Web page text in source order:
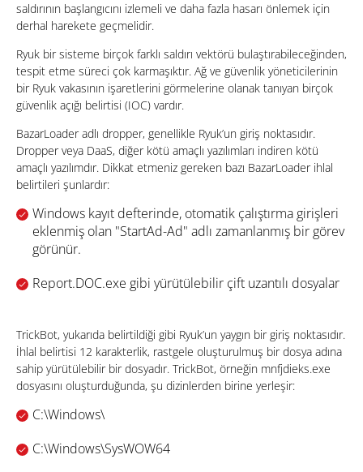
saldırının başlangıcını izlemeli ve daha fazla hasarı önlemek için
derhal harekete geçmelidir.
Ryuk bir sisteme birçok farklı saldırı vektörü bulaştırabileceğinden,
tespit etme süreci çok karmaşıktır. Ağ ve güvenlik yöneticilerinin
bir Ryuk vakasının işaretlerini görmelerine olanak tanıyan birçok
güvenlik açığı belirtisi (IOC) vardır.
BazarLoader adlı dropper, genellikle Ryuk’un giriş noktasıdır.
Dropper veya DaaS, diğer kötü amaçlı yazılımları indiren kötü
amaçlı yazılımdır. Dikkat etmeniz gereken bazı BazarLoader ihlal
belirtileri şunlardır:
Windows kayıt defterinde, otomatik çalıştırma girişleri
eklenmiş olan "StartAd-Ad" adlı zamanlanmış bir görev
görünür.
Report.DOC.exe gibi yürütülebilir çift uzantılı dosyalar
TrickBot, yukarıda belirtildiği gibi Ryuk’un yaygın bir giriş noktasıdır.
İhlal belirtisi 12 karakterlik, rastgele oluşturulmuş bir dosya adına
sahip yürütülebilir bir dosyadır. TrickBot, örneğin mnfjdieks.exe
dosyasını oluşturduğunda, şu dizinlerden birine yerleşir:
C:\Windows\
C:\Windows\SysWOW64